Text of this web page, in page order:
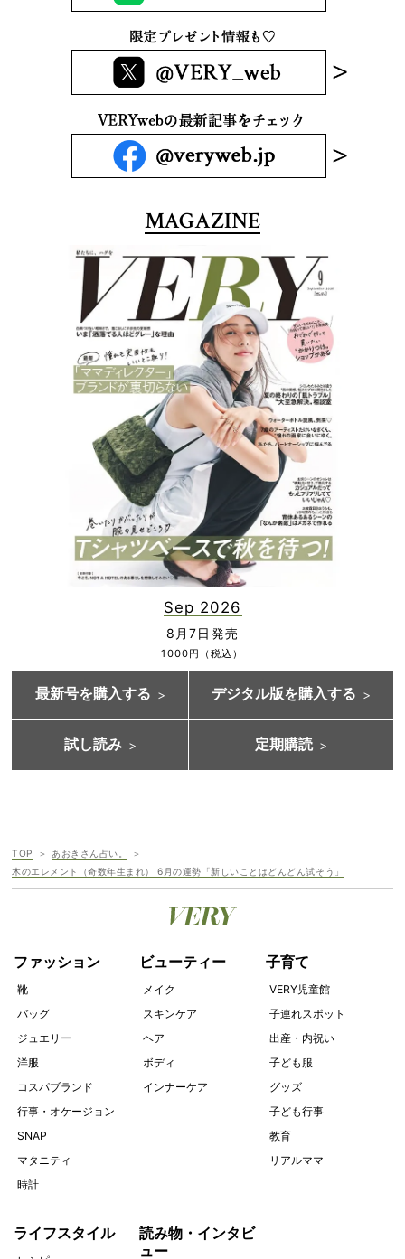
MAGAZINE
Sep 2026
8月7日発売
1000円（税込）
最新号を購入する デジタル版を購入する
試し読み 定期購読
TOP
あおきさん占い。
木のエレメント（奇数年生まれ） 6月の運勢「新しいことはどんどん試そう」
ファッション
靴
バッグ
ジュエリー
洋服
コスパブランド
行事・オケージョン
SNAP
マタニティ
時計
ビューティー
メイク
スキンケア
ヘア
ボディ
インナーケア
子育て
VERY児童館
子連れスポット
出産・内祝い
子ども服
グッズ
子ども行事
教育
リアルママ
ライフスタイル
読み物・インタビ
ュー